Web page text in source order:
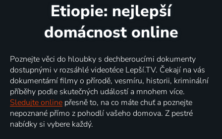
Etiopie: nejlepší
domácnost online
Poznejte věci do hloubky s dechberoucími dokumenty
dostupnými v rozsáhlé videotéce Lepší.TV. Čekají na vás
dokumentární filmy o přírodě, vesmíru, historii, kriminální
příběhy podle skutečných událostí a mnohem více.
Sledujte online přesně to, na co máte chuť a poznejte
nepoznané přímo z pohodlí vašeho domova. Z pestré
nabídky si vybere každý.